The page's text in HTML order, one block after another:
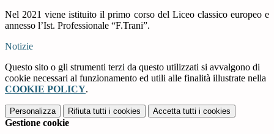
Nel 2021 viene istituito il primo corso del Liceo classico europeo e
annesso l’Ist. Professionale “F.Trani”.
Notizie
Questo sito o gli strumenti terzi da questo utilizzati si avvalgono di
cookie necessari al funzionamento ed utili alle finalità illustrate nella
COOKIE POLICY.
Personalizza Rifiuta tutti i cookies Accetta tutti i cookies
Gestione cookie